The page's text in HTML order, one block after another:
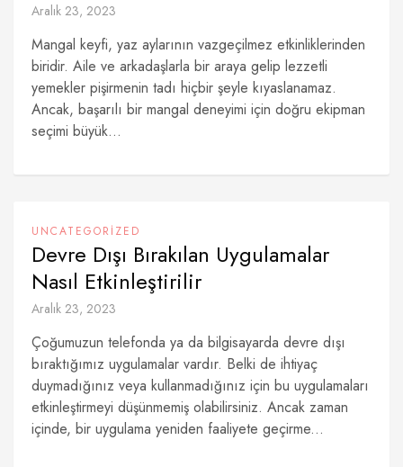
Aralık 23, 2023
Mangal keyfi, yaz aylarının vazgeçilmez etkinliklerinden
biridir. Aile ve arkadaşlarla bir araya gelip lezzetli
yemekler pişirmenin tadı hiçbir şeyle kıyaslanamaz.
Ancak, başarılı bir mangal deneyimi için doğru ekipman
seçimi büyük...
UNCATEGORIZED
Devre Dışı Bırakılan Uygulamalar
Nasıl Etkinleştirilir
Aralık 23, 2023
Çoğumuzun telefonda ya da bilgisayarda devre dışı
bıraktığımız uygulamalar vardır. Belki de ihtiyaç
duymadığınız veya kullanmadığınız için bu uygulamaları
etkinleştirmeyi düşünmemiş olabilirsiniz. Ancak zaman
içinde, bir uygulama yeniden faaliyete geçirme...